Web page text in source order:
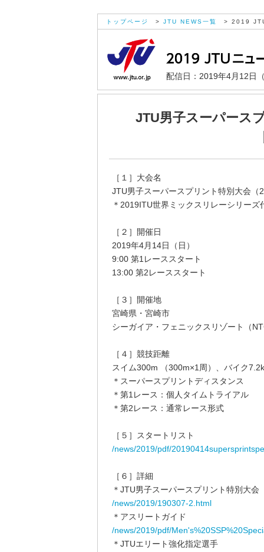
トップページ > JTU NEWS一覧 > 2019
配信日：2019年4月12日
JTU男子スーパース
［１］大会名
JTU男子スーパースプリント特別大会（
＊2019ITU世界ミックスリレーシリー
［２］開催日
2019年4月14日（日）
9:00 第1レーススタート
13:00 第2レーススタート
［３］開催地
宮崎県・宮崎市
シーガイア・フェニックスリゾート（
［４］競技距離
スイム300m （300m×1周）、バイク
＊スーパースプリントディスタンス
＊第1レース：個人タイムトライアル
＊第2レース：通常レース形式
［５］スタートリスト
/news/2019/pdf/
［６］詳細
＊JTU男子スーパースプリント特別大会
/news/2019/190307-2.html
＊アスリートガイド
/news/2019/pdf/
＊JTUエリート強化指定選手